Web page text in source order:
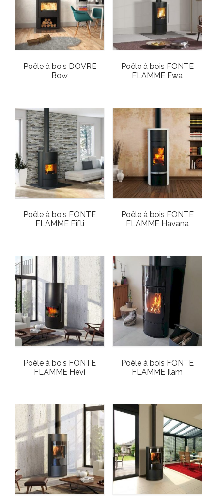
Poêle à bois DOVRE
Bow
Poêle à bois FONTE
FLAMME Ewa
Poêle à bois FONTE
FLAMME Fifti
Poêle à bois FONTE
FLAMME Havana
Poêle à bois FONTE
FLAMME Hevi
Poêle à bois FONTE
FLAMME Ilam